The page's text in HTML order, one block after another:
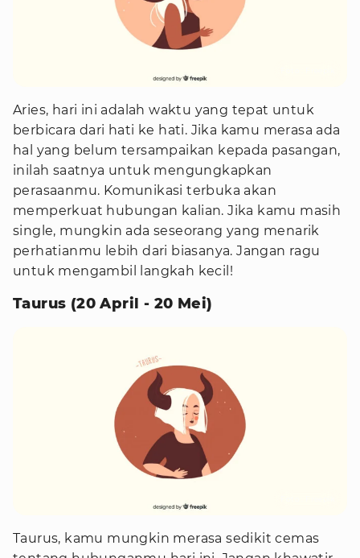
Aries, hari ini adalah waktu yang tepat untuk
berbicara dari hati ke hati. Jika kamu merasa ada
hal yang belum tersampaikan kepada pasangan,
inilah saatnya untuk mengungkapkan
perasaanmu. Komunikasi terbuka akan
memperkuat hubungan kalian. Jika kamu masih
single, mungkin ada seseorang yang menarik
perhatianmu lebih dari biasanya. Jangan ragu
untuk mengambil langkah kecil!
Taurus (20 April - 20 Mei)
Taurus, kamu mungkin merasa sedikit cemas